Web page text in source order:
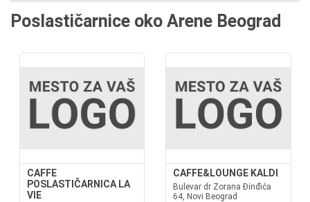
Poslastičarnice oko Arene Beograd
CAFFE
POSLASTIČARNICA LA
VIE
CAFFE&LOUNGE KALDI
Bulevar dr Zorana Đinđića
64, Novi Beograd